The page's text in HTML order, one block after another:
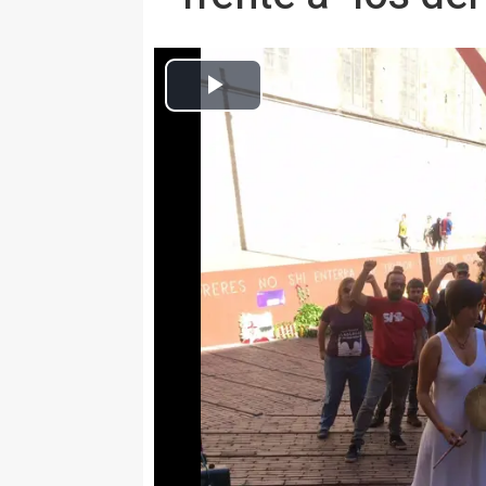
Europa Press Nacional
Actualizado: miércoles, 13 septiembre 2017 12:49
Vuelve a pedir a Colau "las
abrirlos
BARCELONA, 13 Sep. (EUORPA
El diputado de la CUP en el
miércoles en que los Mossos
políticos y civiles de los
contra".